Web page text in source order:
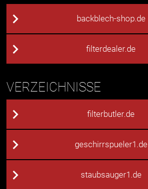
backblech-shop.de
filterdealer.de
VERZEICHNISSE
filterbutler.de
geschirrspueler1.de
staubsauger1.de